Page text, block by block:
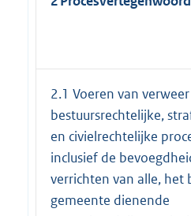
2.1 Voeren van
bestuursrechtelijke,
en civielrechtelijke
inclusief de
verrichten van alle, het
gemeente dienende